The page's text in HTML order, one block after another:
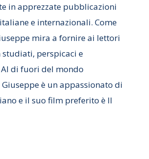
in apprezzate pubblicazioni
e internazionali. Come
mira a fornire ai lettori
perspicaci e
di fuori del mondo
è un appassionato di
e il suo film preferito è Il